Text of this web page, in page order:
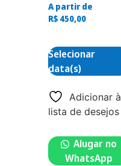
A partir de
R$ 450,00
Selecionar
data(s)
Adicionar à
lista de desejos
Alugar no
WhatsApp